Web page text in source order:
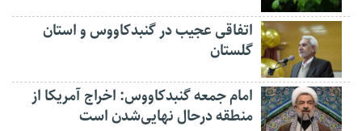
اتفاقی عجیب در‌ گنبدکاووس و استان
گلستان
امام جمعه گنبدکاووس: اخراج آمریکا از
منطقه درحال نهایی‌شدن است